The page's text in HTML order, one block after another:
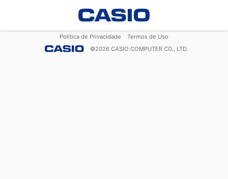
Política de Privacidade
Termos de Uso
©2026 CASIO COMPUTER CO., LTD.